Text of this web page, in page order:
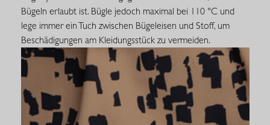
Bügeln erlaubt ist. Bügle jedoch maximal bei 110 °C und
lege immer ein Tuch zwischen Bügeleisen und Stoff, um
Beschädigungen am Kleidungsstück zu vermeiden.